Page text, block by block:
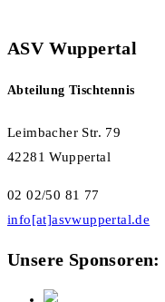
ASV Wuppertal
Abteilung Tischtennis
Leimbacher Str. 79
42281 Wuppertal
02 02/50 81 77
info[at]asvwuppertal.de
Unsere Sponsoren: